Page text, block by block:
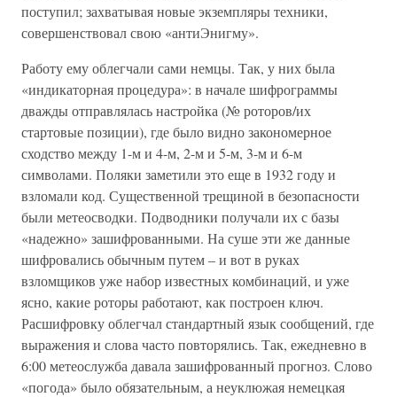
поступил; захватывая новые экземпляры техники,
совершенствовал свою «антиЭнигму».
Работу ему облегчали сами немцы. Так, у них была
«индикаторная процедура»: в начале шифрограммы
дважды отправлялась настройка (№ роторов/их
стартовые позиции), где было видно закономерное
сходство между 1-м и 4-м, 2-м и 5-м, 3-м и 6-м
символами. Поляки заметили это еще в 1932 году и
взломали код. Существенной трещиной в безопасности
были метеосводки. Подводники получали их с базы
«надежно» зашифрованными. На суше эти же данные
шифровались обычным путем – и вот в руках
взломщиков уже набор известных комбинаций, и уже
ясно, какие роторы работают, как построен ключ.
Расшифровку облегчал стандартный язык сообщений, где
выражения и слова часто повторялись. Так, ежедневно в
6:00 метеослужба давала зашифрованный прогноз. Слово
«погода» было обязательным, а неуклюжая немецкая